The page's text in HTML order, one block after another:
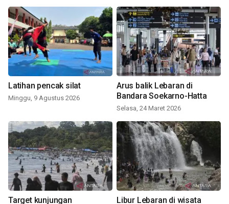
Latihan pencak silat
Minggu, 9 Agustus 2026
Arus balik Lebaran di
Bandara Soekarno-Hatta
Selasa, 24 Maret 2026
Target kunjungan
Libur Lebaran di wisata